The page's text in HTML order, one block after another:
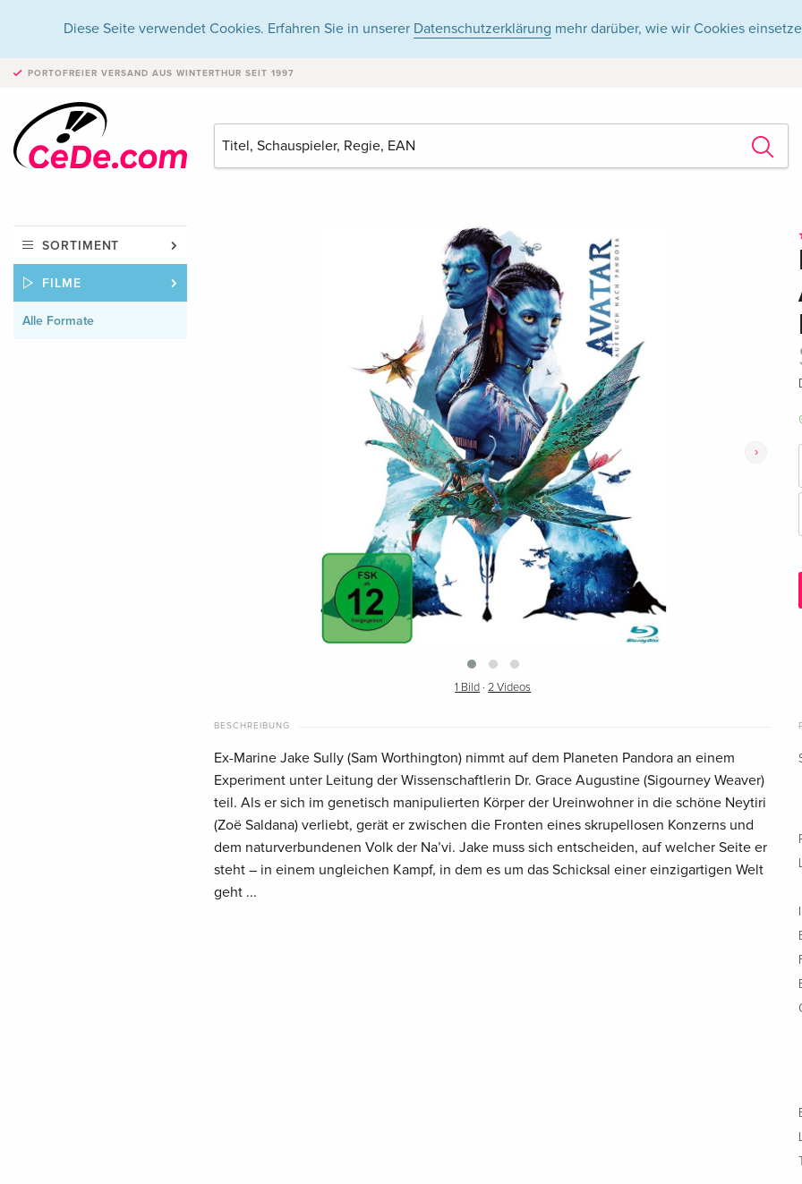
Diese Seite verwendet Cookies. Erfahren Sie in unserer Datenschutzerklärung mehr darüber, wie wir Cookies
PORTOFREIER VERSAND AUS WINTERTHUR SEIT 1997
SORTIMENT
FILME
Alle Formate
›
1 Bild ·2 Videos
BESCHREIBUNG
Ex-Marine Jake Sully (Sam Worthington) nimmt auf dem Planeten Pandora an einem
Experiment unter Leitung der Wissenschaftlerin Dr. Grace Augustine (Sigourney Weaver)
teil. Als er sich im genetisch manipulierten Körper der Ureinwohner in die schöne Neytiri
(Zoë Saldana) verliebt, gerät er zwischen die Fronten eines skrupellosen Konzerns und
dem naturverbundenen Volk der Na’vi. Jake muss sich entscheiden, auf welcher Seite er
steht – in einem ungleichen Kampf, in dem es um das Schicksal einer einzigartigen Welt
geht ...